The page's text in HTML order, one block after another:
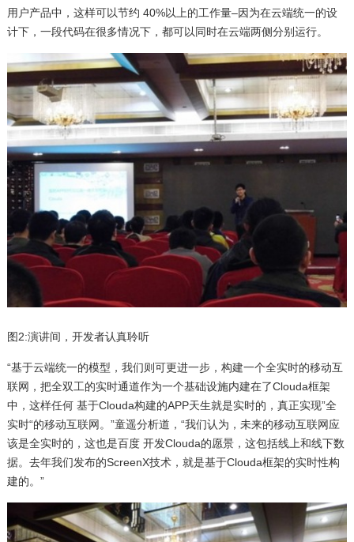
用户产品中，这样可以节约 40%以上的工作量–因为在云端统一的设
计下，一段代码在很多情况下，都可以同时在云端两侧分别运行。
图2:演讲间，开发者认真聆听
“基于云端统一的模型，我们则可更进一步，构建一个全实时的移动互
联网，把全双工的实时通道作为一个基础设施内建在了Clouda框架
中，这样任何 基于Clouda构建的APP天生就是实时的，真正实现”全
实时“的移动互联网。”童遥分析道，“我们认为，未来的移动互联网应
该是全实时的，这也是百度 开发Clouda的愿景，这包括线上和线下数
据。去年我们发布的ScreenX技术，就是基于Clouda框架的实时性构
建的。”